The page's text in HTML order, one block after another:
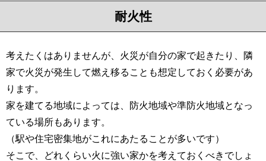
耐火性
考えたくはありませんが、火災が自分の家で起きたり、隣
家で火災が発生して燃え移ることも想定しておく必要があ
ります。
家を建てる地域によっては、防火地域や準防火地域となっ
ている場所もあります。
（駅や住宅密集地がこれにあたることが多いです）
そこで、どれくらい火に強い家かを考えておくべきでしょ